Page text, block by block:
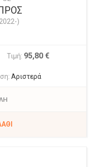
)
Τιμή: 95,80 €
Αριστερά